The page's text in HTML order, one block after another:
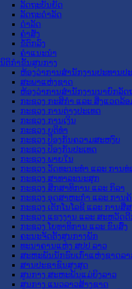
ລັດຖະບັນຍັດ
ລັດຖະດໍາລັດ
ດໍາລັດ
ຄໍາສັ່ງ
ຂໍ້ຕົກລົງ
ຄໍາແນະນໍາ
ນິຕິກຳຂັ້ນສູນກາງ
ຫ້ອງວ່າການສໍານັກງານປະທານປ
ສະພາແຫ່ງຊາດ
ຫ້ອງວ່າການສຳນັກງານນາຍົກລັດ
ກະຊວງ ກະສິກຳ ແລະ ສິ່ງແວດລ້ອ
ກະຊວງ ການຕ່າງປະເທດ
ກະຊວງ ການເງິນ
ກະຊວງ ຍຸຕິທໍາ
ກະຊວງ ປ້ອງກັນຄວາມສະຫງົບ
ກະຊວງ ປ້ອງກັນປະເທດ
ກະຊວງ ພາຍໃນ
ກະຊວງ ວັດທະນະທຳ ແລະ ການທ່
ກະຊວງ ສາທາລະນະສຸກ
ກະຊວງ ສຶກສາທິການ ແລະ ກິລາ
ກະຊວງ ອຸດສາຫະກຳ ແລະ ການຄ້
ກະຊວງ ເຕັກໂນໂລຊີ ແລະ ການສື່
ກະຊວງ ແຮງງານ ແລະ ສະຫວັດ
ກະຊວງ ໂຍທາທິການ ແລະ ຂົນສົ່ງ
ຄະນະຈັດຕັ້ງສູນກາງພັກ
ທະນາຄານແຫ່ງ ສປປ ລາວ
ສະຫະພັນນັກຮົບເກົ່າແຫ່ງຊາດລາ
ສານປະຊາຊົນສູງສຸດ
ສູນກາງ ສະຫະພັນແມ່ຍິງລາວ
ສູນກາງ ແນວລາວສ້າງຊາດ